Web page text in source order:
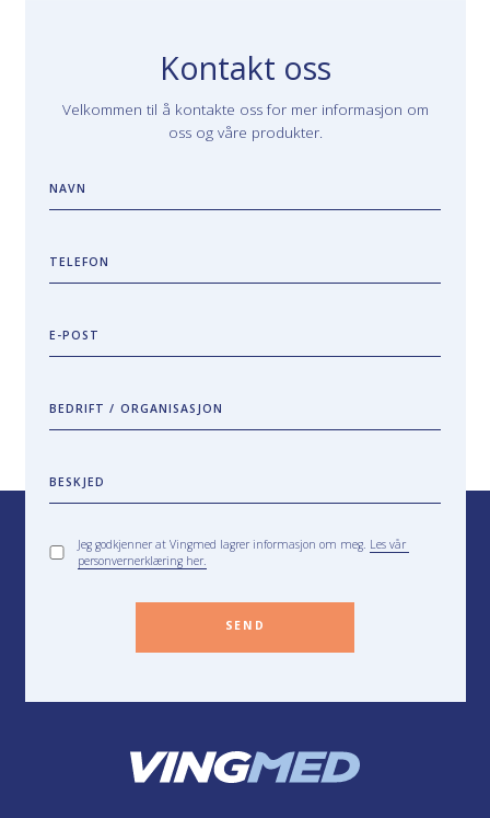
Kontakt oss
Velkommen til å kontakte oss for mer informasjon om
oss og våre produkter.
NAVN
TELEFON
E-POST
BEDRIFT / ORGANISASJON
BESKJED
Jeg godkjenner at Vingmed lagrer informasjon om meg. Les vår
personvernerklæring her.
SEND